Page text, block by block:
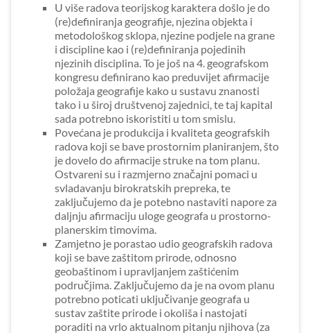
U više radova teorijskog karaktera došlo je do
(re)definiranja geografije, njezina objekta i
metodološkog sklopa, njezine podjele na grane
i discipline kao i (re)definiranja pojedinih
njezinih disciplina. To je još na 4. geografskom
kongresu definirano kao preduvijet afirmacije
položaja geografije kako u sustavu znanosti
tako i u široj društvenoj zajednici, te taj kapital
sada potrebno iskoristiti u tom smislu.
Povećana je produkcija i kvaliteta geografskih
radova koji se bave prostornim planiranjem, što
je dovelo do afirmacije struke na tom planu.
Ostvareni su i razmjerno značajni pomaci u
svladavanju birokratskih prepreka, te
zaključujemo da je potebno nastaviti napore za
daljnju afirmaciju uloge geografa u prostorno-
planerskim timovima.
Zamjetno je porastao udio geografskih radova
koji se bave zaštitom prirode, odnosno
geobaštinom i upravljanjem zaštićenim
područjima. Zaključujemo da je na ovom planu
potrebno poticati uključivanje geografa u
sustav zaštite prirode i okoliša i nastojati
poraditi na vrlo aktualnom pitanju njihova (za